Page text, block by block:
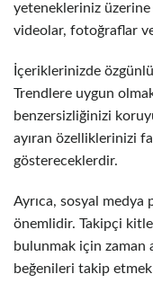
yetenekleriniz
videolar, fotoğraflar
İçeriklerinizde
Trendlere uygun
benzersizliğinizi
ayıran özelliklerinizi
göstereceklerdir.
Ayrıca, sosyal
önemlidir. Takipçi
bulunmak için zaman
beğenileri takip